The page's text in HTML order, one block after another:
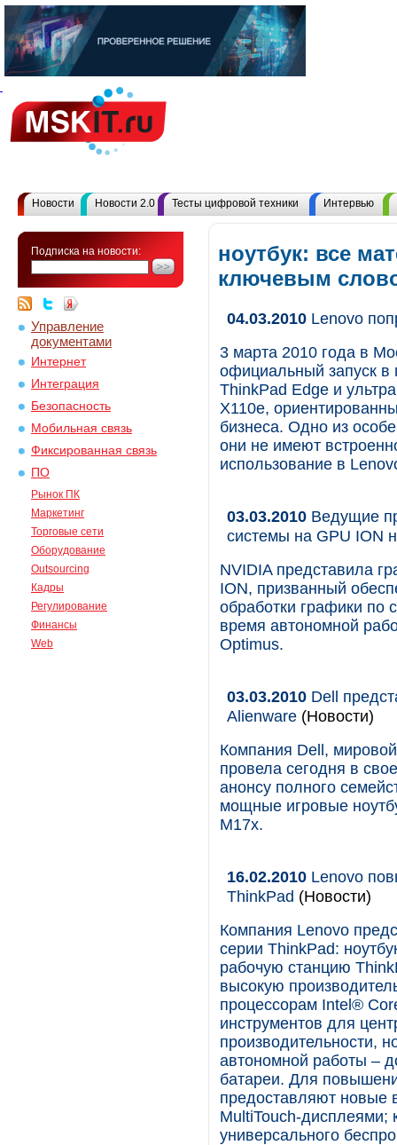
Новости Новости 2.0 Тесты цифровой техники Интервью
Подписка на новости:
Управление
документами
Интернет
Интеграция
Безопасность
Мобильная связь
Фиксированная связь
ПО
Рынок ПК
Маркетинг
Торговые сети
Оборудование
Outsourcing
Кадры
Регулирование
Финансы
Web
ноутбук: все
ключевым
04.03.2010 Lenovo
3 марта 2010 года в
официальный запуск в
ThinkPad Edge и
X110e,
бизнеса. Одно из
они не имеют
использование в
03.03.2010 Ведущие
системы на GPU ION
NVIDIA представила
ION, призванный
обработки графики по
время автономной
Optimus.
03.03.2010 Dell
Alienware (Новости)
Компания Dell,
провела сегодня в
анонсу полного
мощные игровые
M17x.
16.02.2010 Lenovo
ThinkPad (Новости)
Компания Lenovo
серии ThinkPad:
рабочую станцию
высокую
процессорам Intel®
инструментов для
производительности,
автономной работы –
батареи. Для
предоставляют новые
MultiTouch-дисплеями;
универсального